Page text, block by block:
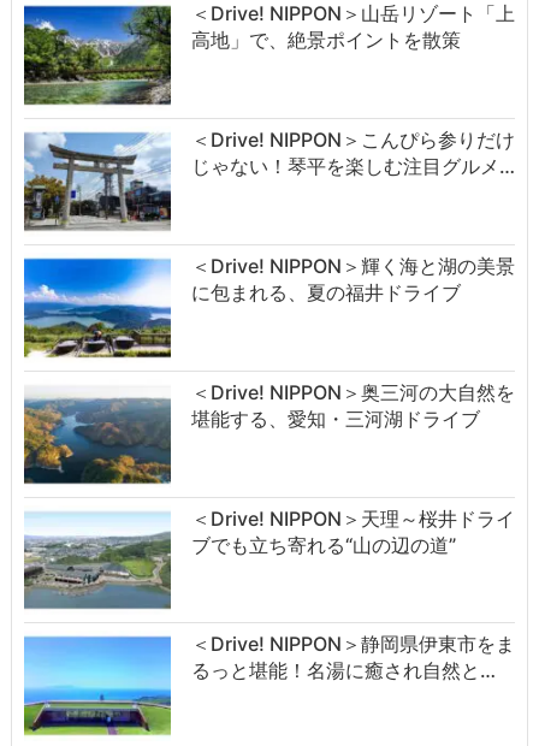
＜Drive! NIPPON＞山岳リゾート「上
高地」で、絶景ポイントを散策
＜Drive! NIPPON＞こんぴら参りだけ
じゃない！琴平を楽しむ注目グルメ…
＜Drive! NIPPON＞輝く海と湖の美景
に包まれる、夏の福井ドライブ
＜Drive! NIPPON＞奥三河の大自然を
堪能する、愛知・三河湖ドライブ
＜Drive! NIPPON＞天理～桜井ドライ
ブでも立ち寄れる“山の辺の道”
＜Drive! NIPPON＞静岡県伊東市をま
るっと堪能！名湯に癒され自然と…